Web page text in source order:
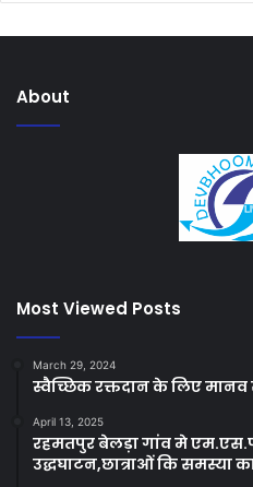
About
Most Viewed Posts
March 29, 2024
स्वैच्छिक रक्तदान के लिए
April 13, 2025
रहमतपुर बेलड़ा गांव मे
उद्धघाटन,छात्राओं कि समस्या